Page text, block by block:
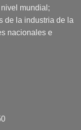
mundial;
de la industria de la
nacionales e